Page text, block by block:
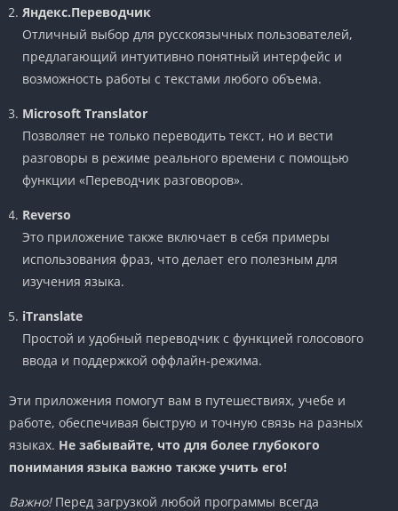
Яндекс.Переводчик
Отличный выбор для русскоязычных пользователей,
предлагающий интуитивно понятный интерфейс и
возможность работы с текстами любого объема.
Microsoft Translator
Позволяет не только переводить текст, но и вести
разговоры в режиме реального времени с помощью
функции «Переводчик разговоров».
Reverso
Это приложение также включает в себя примеры
использования фраз, что делает его полезным для
изучения языка.
iTranslate
Простой и удобный переводчик с функцией голосового
ввода и поддержкой оффлайн-режима.
Эти приложения помогут вам в путешествиях, учебе и
работе, обеспечивая быструю и точную связь на разных
языках. Не забывайте, что для более глубокого
понимания языка важно также учить его!
Важно!Перед загрузкой любой программы всегда